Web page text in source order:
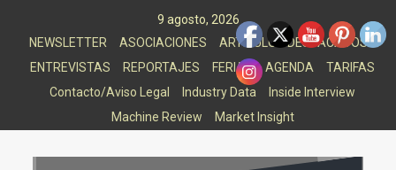
9 agosto, 2026
NEWSLETTER
ASOCIACIONES
ARTICULOS DESTACADOS
ENTREVISTAS
REPORTAJES FERIAS AGENDA
TARIFAS
Contacto/Aviso Legal
Industry Data
Inside Interview
Machine Review
Market Insight